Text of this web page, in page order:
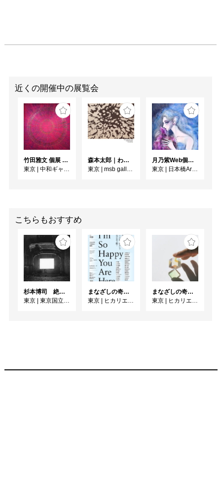
近くの開催中の展覧会
竹田雅文 個展 －Jam Service Exhibition－
東京
中和ギャラリー
森本太郎｜わたしのパレイドリア
東京
msb gallery
月乃紫Web個展 花幻月色（はなまぼろしのつきいろ）
東京
日本橋Art.jp
こちらもおすすめ
杉本博司 絶滅写真
東京
東京国立近代美術館
まなざしの奇跡 日本女性写真家の冒険
東京
ヒカリエホール
まなざしの奇跡 日本女性写真家の冒険
東京
ヒカリエホール